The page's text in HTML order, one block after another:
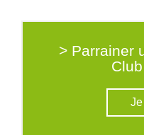
> Parrainer